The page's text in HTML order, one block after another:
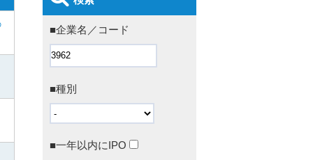
■企業名／コード
■種別
■一年以内にIPO